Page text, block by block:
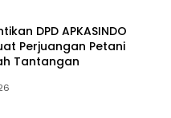
DPD APKASINDO
Perjuangan Petani
Tantangan